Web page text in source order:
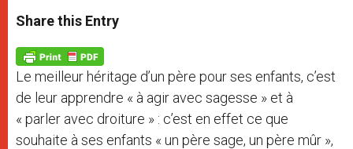
t
s
p
p
s
e
g
e
r
e
b
o
k
Share this Entry
Le meilleur héritage d’un père pour ses enfants, c’est
de leur apprendre « à agir avec sagesse » et à
« parler avec droiture » : c’est en effet ce que
souhaite à ses enfants « un père sage, un père mûr »,